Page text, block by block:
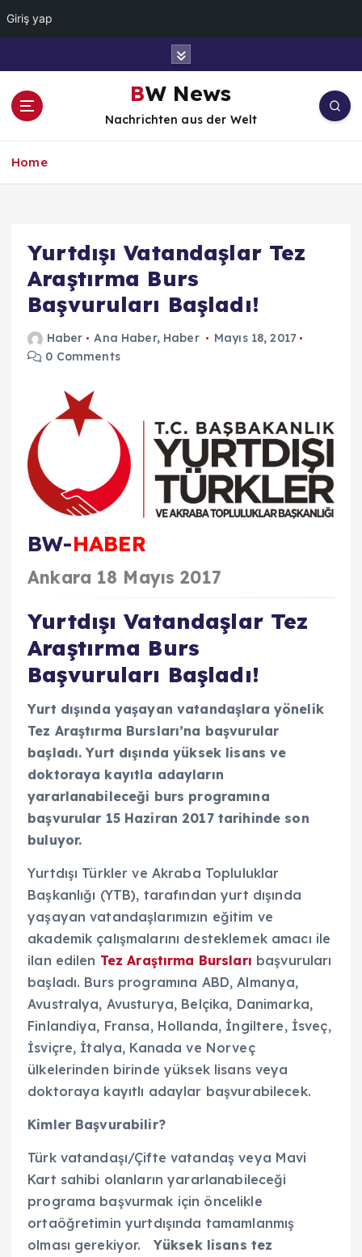
Giriş yap
BW News
Nachrichten aus der Welt
Home
Yurtdışı Vatandaşlar Tez
Araştırma Burs
Başvuruları Başladı!
Haber Ana Haber, Haber
Mayıs 18, 2017
0 Comments
BW-HABER
Ankara 18 Mayıs 2017
Yurtdışı Vatandaşlar Tez
Araştırma Burs
Başvuruları Başladı!
Yurt dışında yaşayan vatandaşlara yönelik
Tez Araştırma Bursları’na başvurular
başladı. Yurt dışında yüksek lisans ve
doktoraya kayıtla adayların
yararlanabileceği burs programına
başvurular 15 Haziran 2017 tarihinde son
buluyor.
Yurtdışı Türkler ve Akraba Topluluklar
Başkanlığı (YTB), tarafından yurt dışında
yaşayan vatandaşlarımızın eğitim ve
akademik çalışmalarını desteklemek amacı ile
ilan edilen Tez Araştırma Bursları başvuruları
başladı. Burs programına ABD, Almanya,
Avustralya, Avusturya, Belçika, Danimarka,
Finlandiya, Fransa, Hollanda, İngiltere, İsveç,
İsviçre, İtalya, Kanada ve Norveç
ülkelerinden birinde yüksek lisans veya
doktoraya kayıtlı adaylar başvurabilecek.
Kimler Başvurabilir?
Türk vatandaşı/Çifte vatandaş veya Mavi
Kart sahibi olanların yararlanabileceği
programa başvurmak için öncelikle
ortaöğretimin yurtdışında tamamlanmış
olması gerekiyor. Yüksek lisans tez